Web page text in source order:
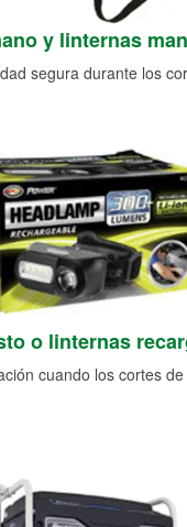
y linternas
segura durante los
o linternas
cuando los cortes